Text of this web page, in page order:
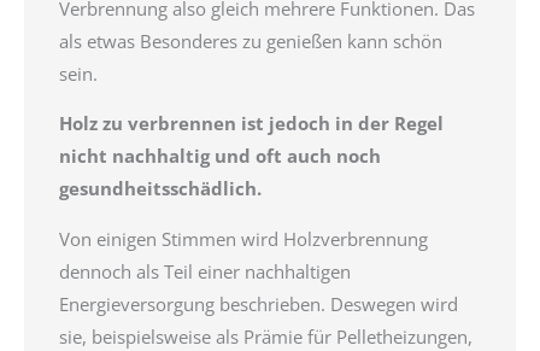
Verbrennung also gleich mehrere Funktionen. Das
als etwas Besonderes zu genießen kann schön
sein.
Holz zu verbrennen ist jedoch in der Regel
nicht nachhaltig und oft auch noch
gesundheitsschädlich.
Von einigen Stimmen wird Holzverbrennung
dennoch als Teil einer nachhaltigen
Energieversorgung beschrieben. Deswegen wird
sie, beispielsweise als Prämie für Pelletheizungen,